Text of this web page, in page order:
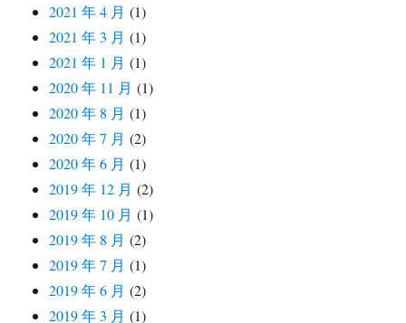
2021 年 4 月 (1)
2021 年 3 月 (1)
2021 年 1 月 (1)
2020 年 11 月 (1)
2020 年 8 月 (1)
2020 年 7 月 (2)
2020 年 6 月 (1)
2019 年 12 月 (2)
2019 年 10 月 (1)
2019 年 8 月 (2)
2019 年 7 月 (1)
2019 年 6 月 (2)
2019 年 3 月 (1)